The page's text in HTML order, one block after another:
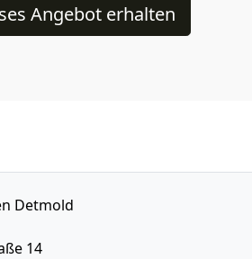
Angebot erhalten
Detmold
14